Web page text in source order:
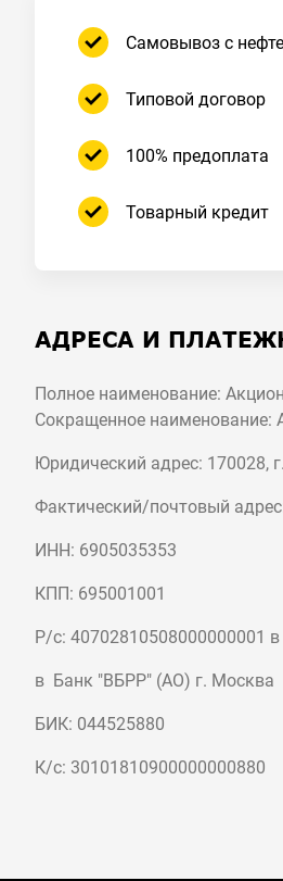
Самовывоз с
Типовой договор
100% предоплата
Товарный кредит
АДРЕСА И
Полное наименование:
Сокращенное наименование:
Юридический адрес: 170028,
Фактический/почтовый
ИНН: 6905035353
КПП: 695001001
Р/с: 40702810508000000001
в Банк "ВБРР" (АО) г. Москва
БИК: 044525880
К/с: 30101810900000000880